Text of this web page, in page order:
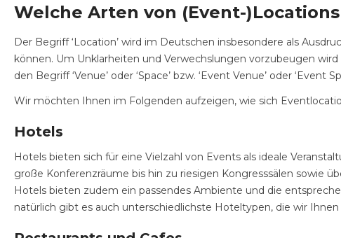
Welche Arten von (Event-
Der Begriff ‘Location’ wird im Deutschen insbesondere als
können. Um Unklarheiten und Verwechslungen vorzubeugen
den Begriff ‘Venue’ oder ‘Space’ bzw. ‘Event Venue’ oder ‘Event
Wir möchten Ihnen im Folgenden aufzeigen, wie sich
Hotels
Hotels bieten sich für eine Vielzahl von Events als ideale
große Konferenzräume bis hin zu riesigen Kongresssälen sowie
Hotels bieten zudem ein passendes Ambiente und die
natürlich gibt es auch unterschiedlichste Hoteltypen, die wir